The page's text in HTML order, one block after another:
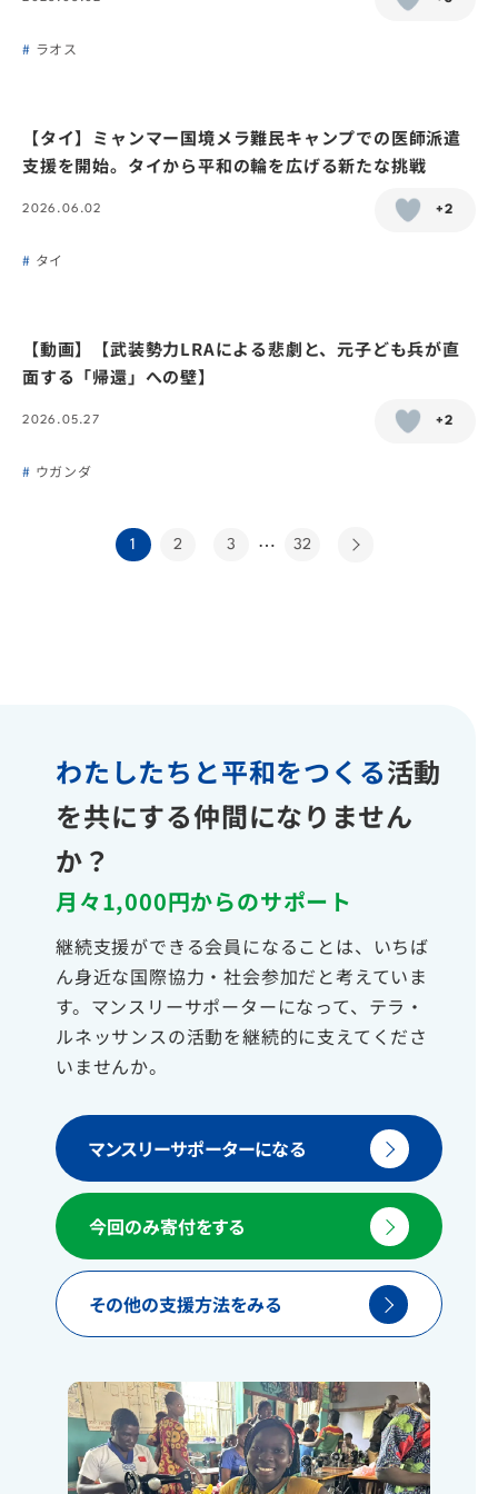
ラオス
【タイ】ミャンマー国境メラ難民キャンプでの医師派遣
支援を開始。タイから平和の輪を広げる新たな挑戦
2026.06.02 +2
タイ
【動画】【武装勢力LRAによる悲劇と、元子ども兵が直
面する「帰還」への壁】
2026.05.27 +2
ウガンダ
1 2 3 … 32
わたしたちと平和をつくる活動
を共にする仲間になりません
か？
月々1,000円からのサポート
継続支援ができる会員になることは、いちば
ん身近な国際協力・社会参加だと考えていま
す。マンスリーサポーターになって、テラ・
ルネッサンスの活動を継続的に支えてくださ
いませんか。
マンスリーサポーターになる
今回のみ寄付をする
その他の支援方法をみる